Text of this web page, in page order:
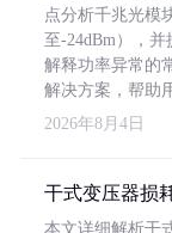
点分析千兆光模
至-24dBm），
解释功率异常的
解决方案，帮助
2026年8月4日
干式变压器损
本文详细解析干